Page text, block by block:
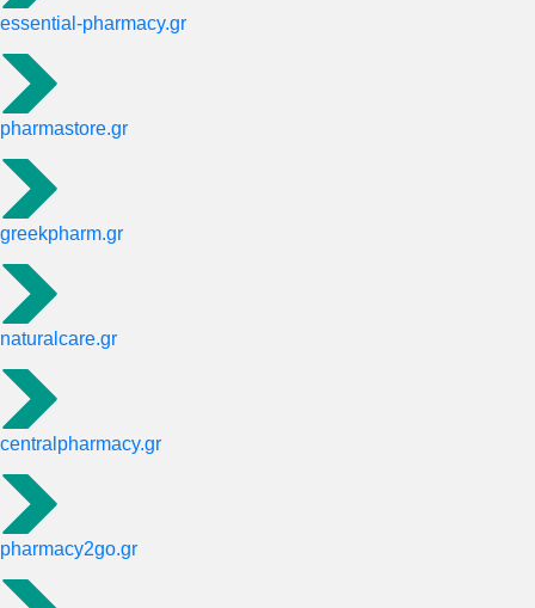
essential-pharmacy.gr
pharmastore.gr
greekpharm.gr
naturalcare.gr
centralpharmacy.gr
pharmacy2go.gr